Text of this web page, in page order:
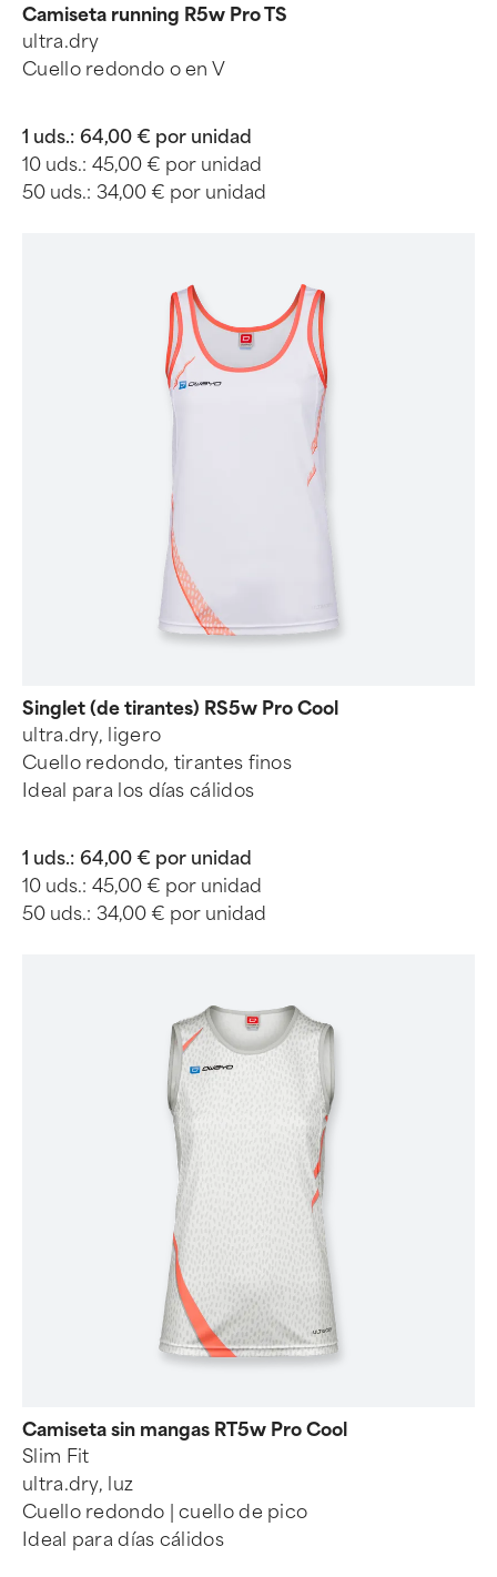
Camiseta running R5w Pro TS
ultra.dry
Cuello redondo o en V
1 uds.: 64,00 € por unidad
10 uds.: 45,00 € por unidad
50 uds.: 34,00 € por unidad
Singlet (de tirantes) RS5w Pro Cool
ultra.dry, ligero
Cuello redondo, tirantes finos
Ideal para los días cálidos
1 uds.: 64,00 € por unidad
10 uds.: 45,00 € por unidad
50 uds.: 34,00 € por unidad
Camiseta sin mangas RT5w Pro Cool
Slim Fit
ultra.dry, luz
Cuello redondo | cuello de pico
Ideal para días cálidos